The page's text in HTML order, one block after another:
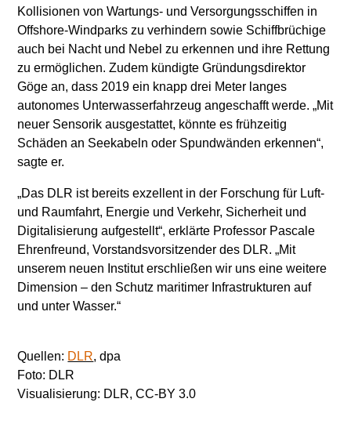
Kollisionen von Wartungs- und Versorgungsschiffen in
Offshore-Windparks zu verhindern sowie Schiffbrüchige
auch bei Nacht und Nebel zu erkennen und ihre Rettung
zu ermöglichen. Zudem kündigte Gründungsdirektor
Göge an, dass 2019 ein knapp drei Meter langes
autonomes Unterwasserfahrzeug angeschafft werde. „Mit
neuer Sensorik ausgestattet, könnte es frühzeitig
Schäden an Seekabeln oder Spundwänden erkennen“,
sagte er.
„Das DLR ist bereits exzellent in der Forschung für Luft-
und Raumfahrt, Energie und Verkehr, Sicherheit und
Digitalisierung aufgestellt“, erklärte Professor Pascale
Ehrenfreund, Vorstandsvorsitzender des DLR. „Mit
unserem neuen Institut erschließen wir uns eine weitere
Dimension – den Schutz maritimer Infrastrukturen auf
und unter Wasser.“
Quellen: DLR, dpa
Foto: DLR
Visualisierung: DLR, CC-BY 3.0